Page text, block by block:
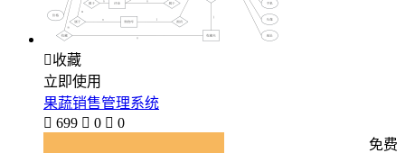
收藏
立即使用
果蔬销售管理系统
 699  0  0
免费